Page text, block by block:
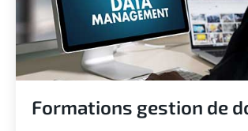
Formations gestion de